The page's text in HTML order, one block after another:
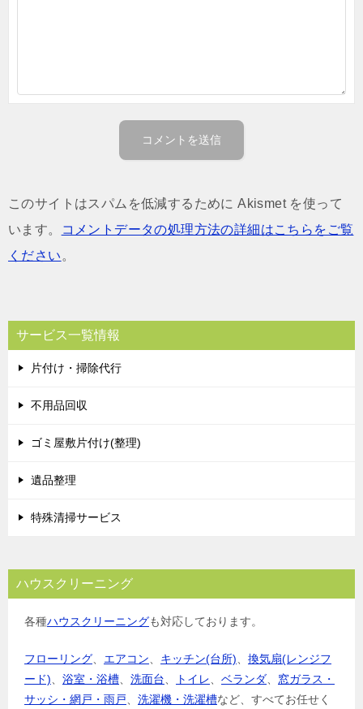
このサイトはスパムを低減するために Akismet を使って
います。
コメントデータの処理方法の詳細はこちらをご覧
ください 。
サービス一覧情報
片付け・掃除代行
不用品回収
ゴミ屋敷片付け(整理)
遺品整理
特殊清掃サービス
ハウスクリーニング
各種ハウスクリーニングも対応しております。
フローリング エアコン キッチン(台所)
換気扇(レンジフ
ード)
浴室・浴槽 洗面台 トイレ ベランダ
窓ガラス・
サッシ・網戸・雨戸
洗濯機・洗濯槽など、すべてお任せく